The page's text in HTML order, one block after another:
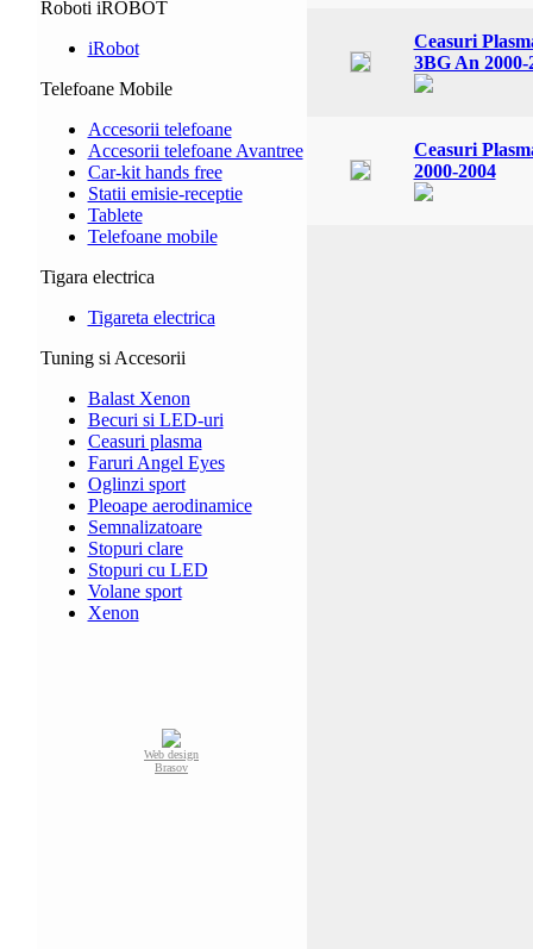
Roboti iROBOT
iRobot
Telefoane Mobile
Accesorii telefoane
Accesorii telefoane Avantree
Car-kit hands free
Statii emisie-receptie
Tablete
Telefoane mobile
Tigara electrica
Tigareta electrica
Tuning si Accesorii
Balast Xenon
Becuri si LED-uri
Ceasuri plasma
Faruri Angel Eyes
Oglinzi sport
Pleoape aerodinamice
Semnalizatoare
Stopuri clare
Stopuri cu LED
Volane sport
Xenon
Web design
Brasov
Ceasuri
3BG An 2000-
Ceasuri
2000-2004